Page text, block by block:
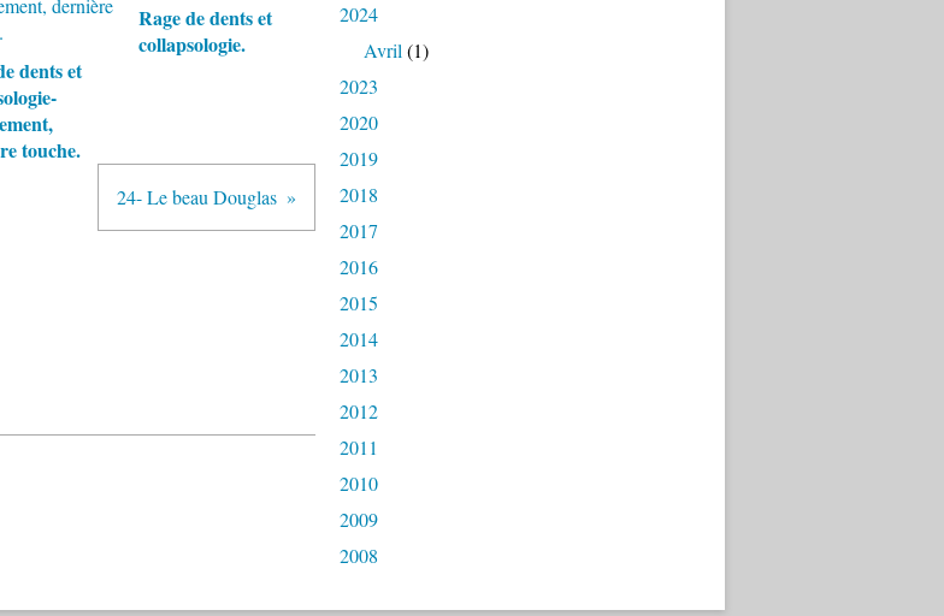
dents et
touche.
Rage de dents et
collapsologie.
24- Le beau Douglas
2024
Avril (1)
2023
2020
2019
2018
2017
2016
2015
2014
2013
2012
2011
2010
2009
2008